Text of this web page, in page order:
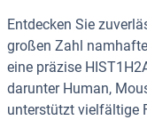
Entdecken Sie
großen Zahl
eine präzise
darunter Human,
unterstützt vielfältige